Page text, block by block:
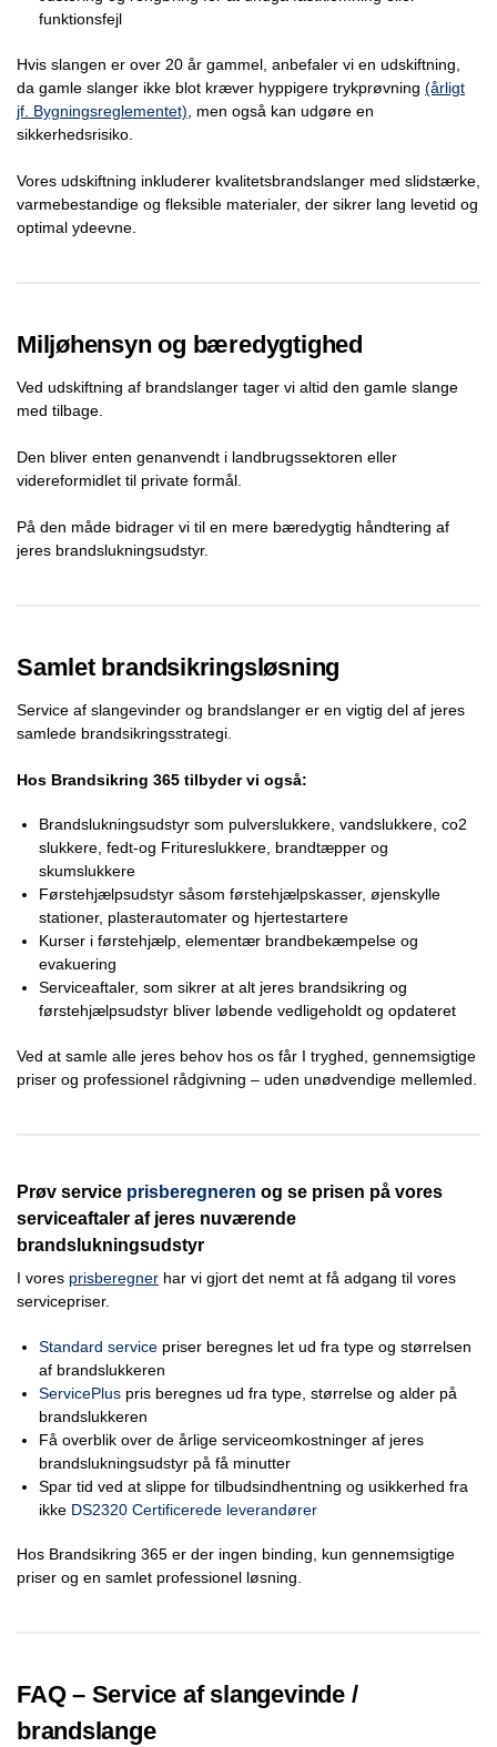
funktionsfejl
Hvis slangen er over 20 år gammel, anbefaler vi en udskiftning,
da gamle slanger ikke blot kræver hyppigere trykprøvning (årligt
jf. Bygningsreglementet) , men også kan udgøre en
sikkerhedsrisiko.
Vores udskiftning inkluderer kvalitetsbrandslanger med slidstærke,
varmebestandige og fleksible materialer, der sikrer lang levetid og
optimal ydeevne.
Miljøhensyn og bæredygtighed
Ved udskiftning af brandslanger tager vi altid den gamle slange
med tilbage.
Den bliver enten genanvendt i landbrugssektoren eller
videreformidlet til private formål.
På den måde bidrager vi til en mere bæredygtig håndtering af
jeres brandslukningsudstyr.
Samlet brandsikringsløsning
Service af slangevinder og brandslanger er en vigtig del af jeres
samlede brandsikringsstrategi.
Hos Brandsikring 365 tilbyder vi også:
Brandslukningsudstyr som pulverslukkere, vandslukkere, co2
slukkere, fedt-og Fritureslukkere, brandtæpper og
skumslukkere
Førstehjælpsudstyr såsom førstehjælpskasser, øjenskylle
stationer, plasterautomater og hjertestartere
Kurser i førstehjælp, elementær brandbekæmpelse og
evakuering
Serviceaftaler, som sikrer at alt jeres brandsikring og
førstehjælpsudstyr bliver løbende vedligeholdt og opdateret
Ved at samle alle jeres behov hos os får I tryghed, gennemsigtige
priser og professionel rådgivning – uden unødvendige mellemled.
Prøv service prisberegneren og se prisen på vores
serviceaftaler af jeres nuværende
brandslukningsudstyr
I vores prisberegner har vi gjort det nemt at få adgang til vores
servicepriser.
Standard service priser beregnes let ud fra type og størrelsen
af brandslukkeren
ServicePlus pris beregnes ud fra type, størrelse og alder på
brandslukkeren
Få overblik over de årlige serviceomkostninger af jeres
brandslukningsudstyr på få minutter
Spar tid ved at slippe for tilbudsindhentning og usikkerhed fra
ikke DS2320 Certificerede leverandører
Hos Brandsikring 365 er der ingen binding, kun gennemsigtige
priser og en samlet professionel løsning.
FAQ – Service af slangevinde /
brandslange